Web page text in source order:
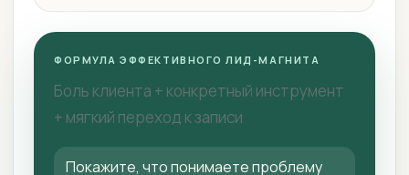
ФОРМУЛА ЭФФЕКТИВНОГО ЛИД-МАГНИТА
Боль клиента + конкретный инструмент
+ мягкий переход к записи
Покажите, что понимаете проблему